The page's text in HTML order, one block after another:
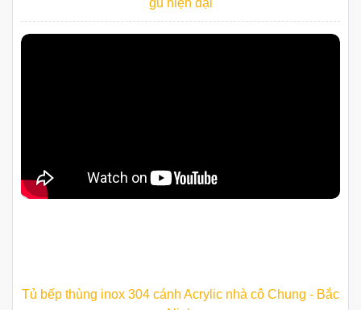
gu hiện đại
Tủ bếp thùng inox 304 cánh Acrylic nhà cô Chung - Bắc